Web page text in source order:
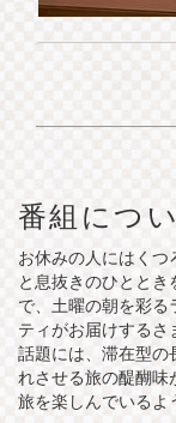
番組につ
お休みの人にはく
と息抜きのひとと
で、土曜の朝を彩る
ティがお届けする
話題には、滞在型
れさせる旅の醍醐味
旅を楽しんでいるよ